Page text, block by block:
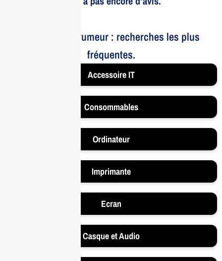
Le bruit et la rumeur : recherches les plus
fréquentes.
Accessoire IT
Consommables
Ordinateur
Imprimante
Ecran
Casque et Audio